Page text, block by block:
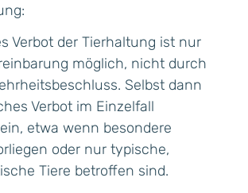
Verbot der Tierhaltung ist nur
möglich, nicht durch
Selbst dann
Verbot im Einzelfall
etwa wenn besondere
oder nur typische,
Tiere betroffen sind.